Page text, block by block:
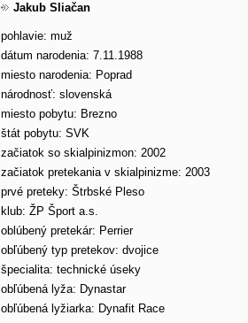
Jakub Sliačan
pohlavie: muž
dátum narodenia: 7.11.1988
miesto narodenia: Poprad
národnosť: slovenská
miesto pobytu: Brezno
štát pobytu: SVK
začiatok so skialpinizmon: 2002
začiatok pretekania v skialpinizme: 2003
prvé preteky: Štrbské Pleso
klub: ŽP Šport a.s.
oblúbený pretekár: Perrier
obľúbený typ pretekov: dvojice
špecialita: technické úseky
obľúbená lyža: Dynastar
obľúbená lyžiarka: Dynafit Race